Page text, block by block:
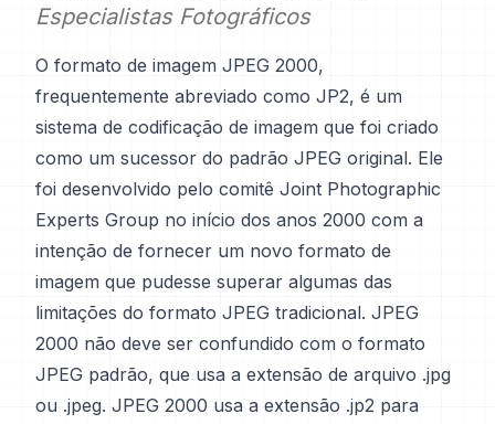
Especialistas Fotográficos
O formato de imagem JPEG 2000,
frequentemente abreviado como JP2, é um
sistema de codificação de imagem que foi criado
como um sucessor do padrão JPEG original. Ele
foi desenvolvido pelo comitê Joint Photographic
Experts Group no início dos anos 2000 com a
intenção de fornecer um novo formato de
imagem que pudesse superar algumas das
limitações do formato JPEG tradicional. JPEG
2000 não deve ser confundido com o formato
JPEG padrão, que usa a extensão de arquivo .jpg
ou .jpeg. JPEG 2000 usa a extensão .jp2 para